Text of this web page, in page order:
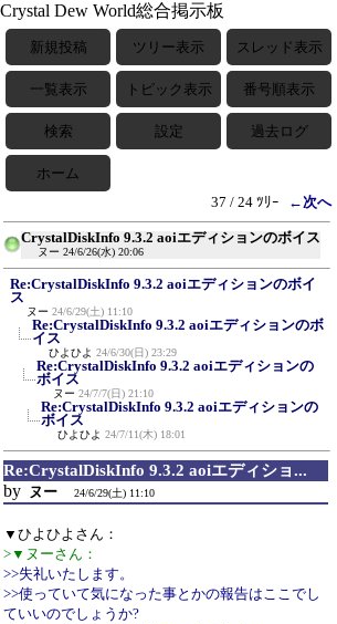
Crystal Dew World総合掲示板
新規投稿 ツリー表示 スレッド表示
一覧表示 トピック表示 番号順表示
検索 設定 過去ログ
ホーム
37 / 24 ﾂﾘｰ
←次へ
CrystalDiskInfo 9.3.2 aoiエディションのボイス
ヌー 24/6/26(水) 20:06
Re:CrystalDiskInfo 9.3.2 aoiエディションのボイ
ス
ヌー 24/6/29(土) 11:10
Re:CrystalDiskInfo 9.3.2 aoiエディションのボ
イス
ひよひよ 24/6/30(日) 23:29
Re:CrystalDiskInfo 9.3.2 aoiエディションの
ボイス
ヌー 24/7/7(日) 21:10
Re:CrystalDiskInfo 9.3.2 aoiエディションの
ボイス
ひよひよ 24/7/11(木) 18:01
Re:CrystalDiskInfo 9.3.2 aoiエディショ...
by ヌー 24/6/29(土) 11:10
▼ひよひよさん：
>▼ヌーさん：
>>失礼いたします。
>>使っていて気になった事とかの報告はここでし
ていいのでしょうか?